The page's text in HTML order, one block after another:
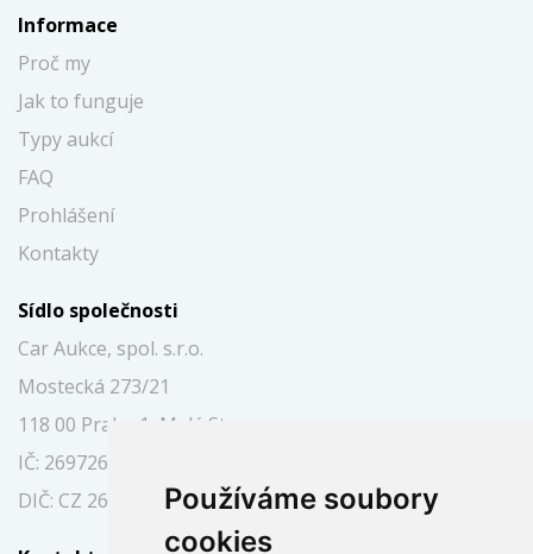
Používáme soubory
cookies
Informace
Proč my
Jak to funguje
Typy aukcí
FAQ
Prohlášení
Kontakty
Sídlo společnosti
Car Aukce, spol. s.r.o.
Mostecká 273/21
118 00 Praha 1, Malá Strana
IČ: 26972697
DIČ: CZ 26972697